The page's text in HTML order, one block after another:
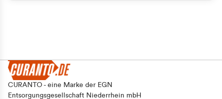
CURANTO - eine Marke der EGN
Entsorgungsgesellschaft Niederrhein mbH